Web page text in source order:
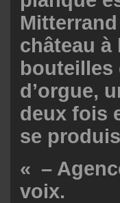
château à
bouteilles
d’orgue,
deux fois
se
« –
voix.